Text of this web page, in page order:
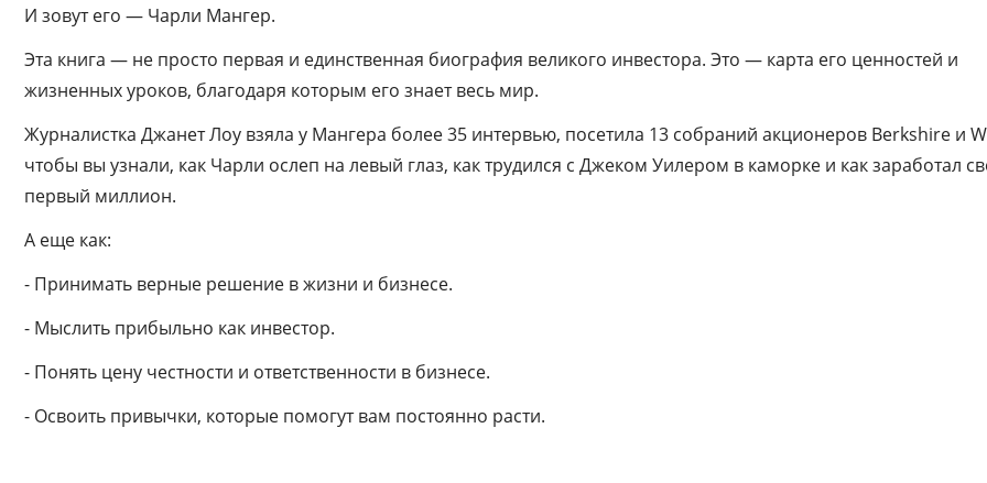
И зовут его — Чарли Мангер.
Эта книга — не просто первая и единственная биография великого инвестора. Это — карта его ценностей и
жизненных уроков, благодаря которым его знает весь мир.
Журналистка Джанет Лоу взяла у Мангера более 35 интервью, посетила 13 собраний акционеров Berkshire и
чтобы вы узнали, как Чарли ослеп на левый глаз, как трудился с Джеком Уилером в каморке и как заработал
первый миллион.
А еще как:
- Принимать верные решение в жизни и бизнесе.
- Мыслить прибыльно как инвестор.
- Понять цену честности и ответственности в бизнесе.
- Освоить привычки, которые помогут вам постоянно расти.